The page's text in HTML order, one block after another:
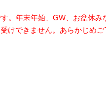
。 年末年始、GW、お盆休み
けできません。あらかじめご